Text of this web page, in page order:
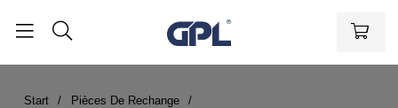
Start
Pièces De Rechange